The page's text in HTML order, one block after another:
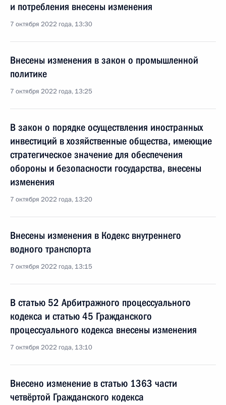
и потребления внесены изменения
7 октября 2022 года, 13:30
Внесены изменения в закон о промышленной
политике
7 октября 2022 года, 13:25
В закон о порядке осуществления иностранных
инвестиций в хозяйственные общества, имеющие
стратегическое значение для обеспечения
обороны и безопасности государства, внесены
изменения
7 октября 2022 года, 13:20
Внесены изменения в Кодекс внутреннего
водного транспорта
7 октября 2022 года, 13:15
В статью 52 Арбитражного процессуального
кодекса и статью 45 Гражданского
процессуального кодекса внесены изменения
7 октября 2022 года, 13:10
Внесено изменение в статью 1363 части
четвёртой Гражданского кодекса